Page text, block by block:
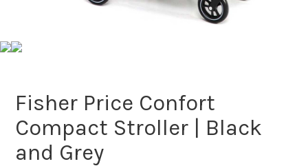
Fisher Price Confort
Compact Stroller | Black
and Grey